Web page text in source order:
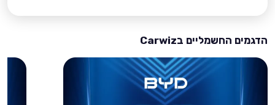
הדגמים החשמליים בCarwiz